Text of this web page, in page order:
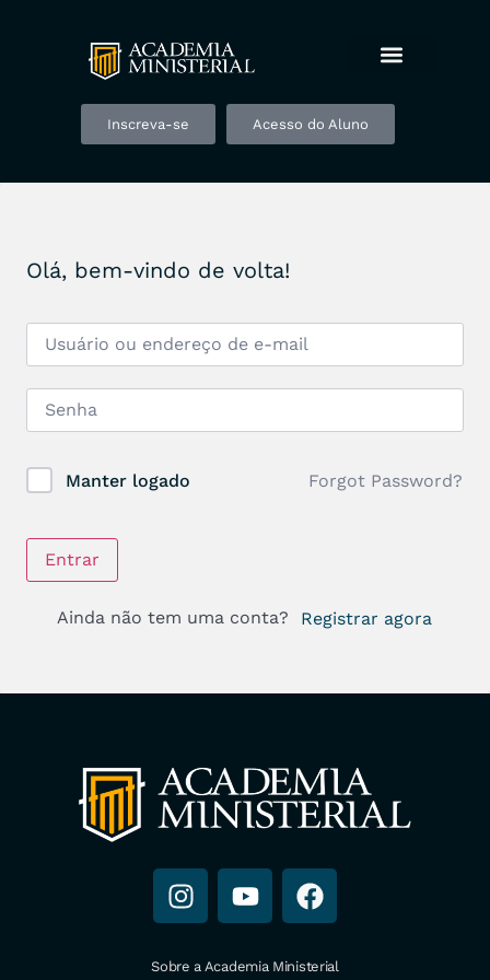
Inscreva-se Acesso do Aluno
Olá, bem-vindo de volta!
Manter logado Forgot Password?
Entrar
Ainda não tem uma conta? Registrar agora
Sobre a Academia Ministerial